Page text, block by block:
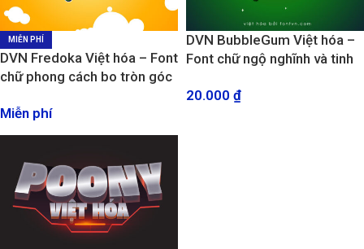
MIỄN PHÍ
DVN Fredoka Việt hóa – Font
chữ phong cách bo tròn góc
Miễn phí
DVN BubbleGum Việt hóa –
Font chữ ngộ nghĩnh và tinh
về trẻ em, sáng tạo
20.000 ₫